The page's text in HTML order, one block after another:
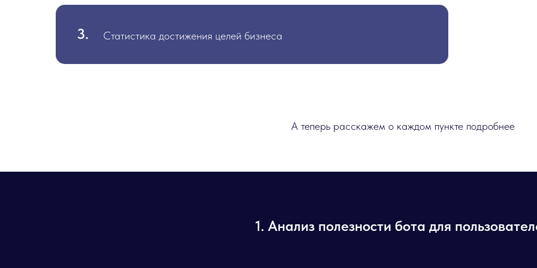
А теперь расскажем о каждом пункте подробнее
Статистика достижения целей бизнеса
3.
1. Анализ полезности бота для